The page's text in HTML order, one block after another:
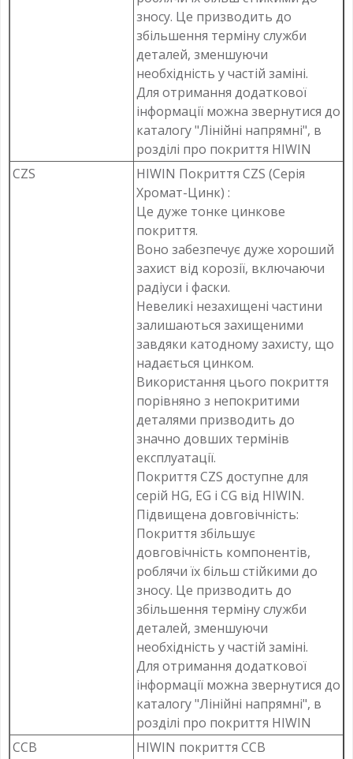
зносу. Це призводить до
збільшення терміну служби
деталей, зменшуючи
необхідність у частій заміні.
Для отримання додаткової
інформації можна звернутися до
каталогу "Лінійні напрямні", в
розділі про покриття HIWIN
CZS
HIWIN Покриття CZS (Серія
Хромат-Цинк) :
Це дуже тонке цинкове
покриття.
Воно забезпечує дуже хороший
захист від корозії, включаючи
радіуси і фаски.
Невеликі незахищені частини
залишаються захищеними
завдяки катодному захисту, що
надається цинком.
Використання цього покриття
порівняно з непокритими
деталями призводить до
значно довших термінів
експлуатації.
Покриття CZS доступне для
серій HG, EG і CG від HIWIN.
Підвищена довговічність:
Покриття збільшує
довговічність компонентів,
роблячи їх більш стійкими до
зносу. Це призводить до
збільшення терміну служби
деталей, зменшуючи
необхідність у частій заміні.
Для отримання додаткової
інформації можна звернутися до
каталогу "Лінійні напрямні", в
розділі про покриття HIWIN
CCB
HIWIN покриття CCB